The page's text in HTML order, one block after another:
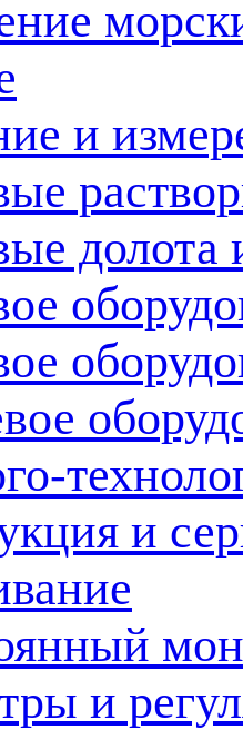
и
долота
и
и